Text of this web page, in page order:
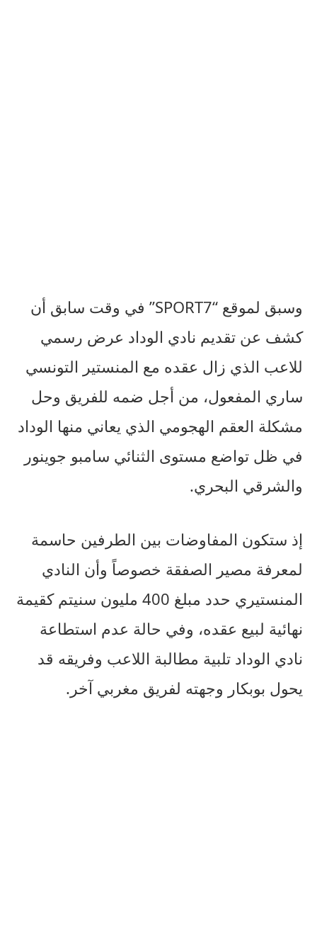
وسبق لموقع “SPORT7” في وقت سابق أن
كشف عن تقديم نادي الوداد عرض رسمي
للاعب الذي زال عقده مع المنستير التونسي
ساري المفعول، من أجل ضمه للفريق وحل
مشكلة العقم الهجومي الذي يعاني منها الوداد
في ظل تواضع مستوى الثنائي سامبو جوينور
والشرقي البحري.
إذ ستكون المفاوضات بين الطرفين حاسمة
لمعرفة مصير الصفقة خصوصاً وأن النادي
المنستيري حدد مبلغ 400 مليون سنيتم كقيمة
نهائية لبيع عقده، وفي حالة عدم استطاعة
نادي الوداد تلبية مطالبة اللاعب وفريقه قد
يحول بوبكار وجهته لفريق مغربي آخر.